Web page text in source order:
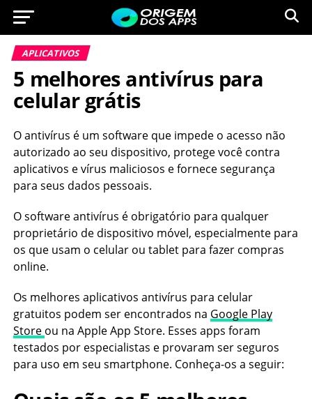
APLICATIVOS
5 melhores antivírus para
celular grátis
O antivírus é um software que impede o acesso não
autorizado ao seu dispositivo, protege você contra
aplicativos e vírus maliciosos e fornece segurança
para seus dados pessoais.
O software antivírus é obrigatório para qualquer
proprietário de dispositivo móvel, especialmente para
os que usam o celular ou tablet para fazer compras
online.
Os melhores aplicativos antivírus para celular
gratuitos podem ser encontrados na Google Play
Store ou na Apple App Store. Esses apps foram
testados por especialistas e provaram ser seguros
para uso em seu smartphone. Conheça-os a seguir: